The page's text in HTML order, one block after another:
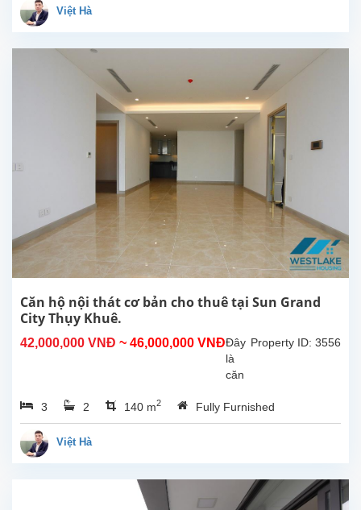
Grand
City
Thụy
Hồ.
có
diện
tích
140m2,
có
thất
và
trang
Việt Hà
Căn hộ nội thát cơ bản cho thuê tại Sun Grand
City Thụy Khuê.
42,000,000 VNĐ ~ 46,000,000 VNĐ Property ID: 3556
Đây
là
căn
đẹp
ở
Grand
3 2 140 m2 Fully Furnished
Việt Hà